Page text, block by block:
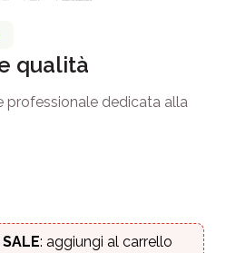
qualità
professionale dedicata alla
: aggiungi al carrello